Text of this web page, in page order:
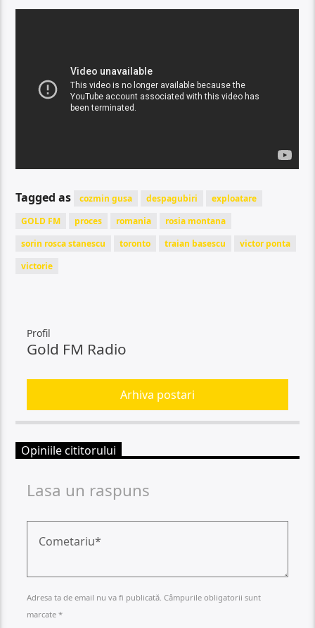
Tagged as cozmin gusa despagubiri
exploatare
GOLD FM
proces romania
rosia montana
sorin rosca stanescu
toronto traian basescu
victor ponta
victorie
Profil
Gold FM Radio
Arhiva postari
Opiniile cititorului
Lasa un raspuns
Adresa ta de email nu va fi publicată. Câmpurile obligatorii sunt
marcate *